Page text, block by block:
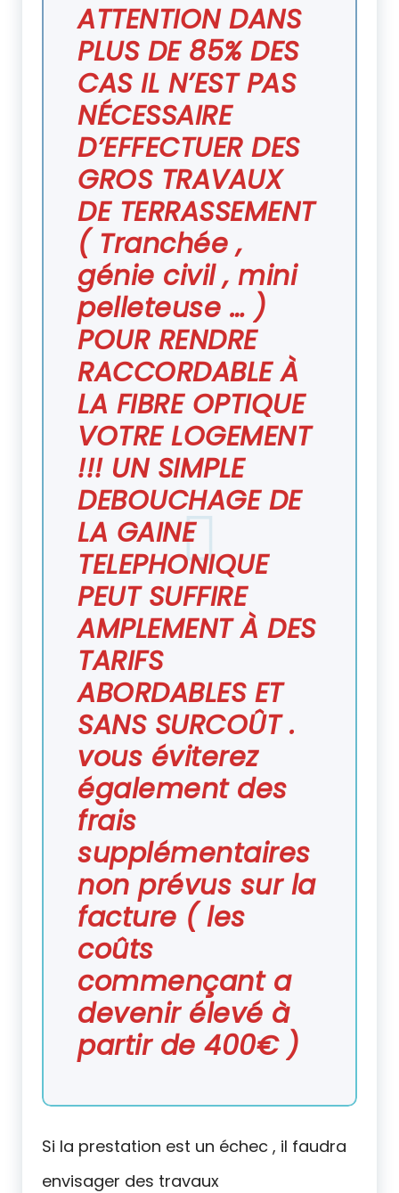
ATTENTION DANS
PLUS DE 85% DES
CAS IL N’EST PAS
NÉCESSAIRE
D’EFFECTUER DES
GROS TRAVAUX
DE TERRASSEMENT
( Tranchée ,
génie civil , mini
pelleteuse … )
POUR RENDRE
RACCORDABLE À
LA FIBRE OPTIQUE
VOTRE LOGEMENT
!!! UN SIMPLE
DEBOUCHAGE DE
LA GAINE
TELEPHONIQUE
PEUT SUFFIRE
AMPLEMENT À DES
TARIFS
ABORDABLES ET
SANS SURCOÛT .
vous éviterez
également des
frais
supplémentaires
non prévus sur la
facture ( les
coûts
commençant a
devenir élevé à
partir de 400€ )
Si la prestation est un échec , il faudra
envisager des travaux